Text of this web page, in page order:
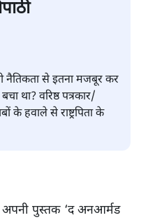
नैतिकता से इतना मजबूर कर
था? वरिष्ठ पत्रकार/
के हवाले से राष्ट्रपिता के
पुस्तक ‘द अनआर्मड